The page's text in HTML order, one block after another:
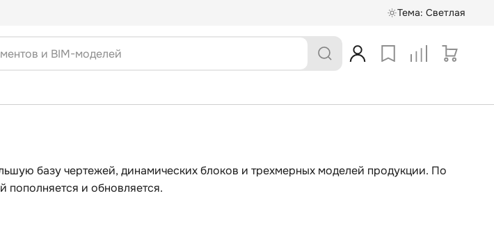
Тема: Светлая
базу чертежей, динамических блоков и трехмерных моделей продукции. По
пополняется и обновляется.